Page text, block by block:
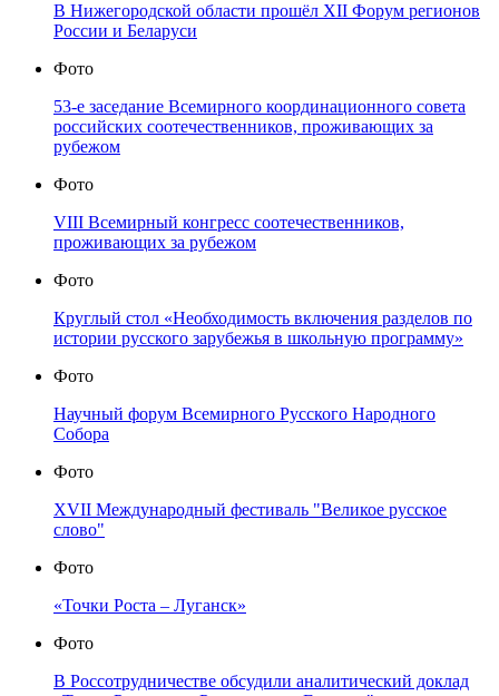
В Нижегородской области прошёл XII Форум регионов
России и Беларуси
Фото
53-е заседание Всемирного координационного совета
российских соотечественников, проживающих за
рубежом
Фото
VIII Всемирный конгресс соотечественников,
проживающих за рубежом
Фото
Круглый стол «Необходимость включения разделов по
истории русского зарубежья в школьную программу»
Фото
Научный форум Всемирного Русского Народного
Собора
Фото
XVII Международный фестиваль "Великое русское
слово"
Фото
«Точки Роста – Луганск»
Фото
В Россотрудничестве обсудили аналитический доклад